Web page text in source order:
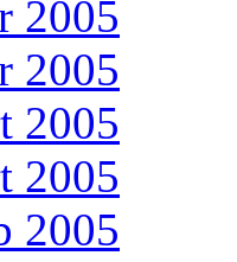
2005
2005
2005
2005
2005